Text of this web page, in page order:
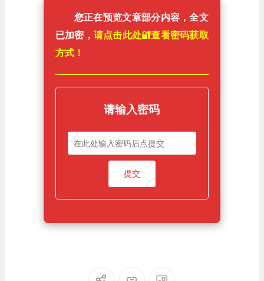
您正在预览文章部分内容，全文
已加密， 请点击此处🔐️查看密码获取
方式！
请输入密码